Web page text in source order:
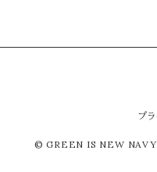
プ
© GREEN IS NEW NAVY ヴ